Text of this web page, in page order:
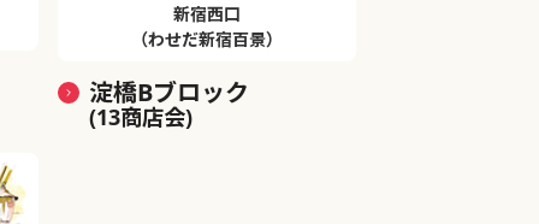
新宿西口
（わせだ新宿百景）
淀橋Bブロック
(13商店会)